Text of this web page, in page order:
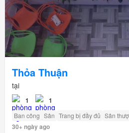
Thỏa Thuận
tại
1 1
Ban công Sân Trang bị đầy đủ Sân
30+ ngày ago